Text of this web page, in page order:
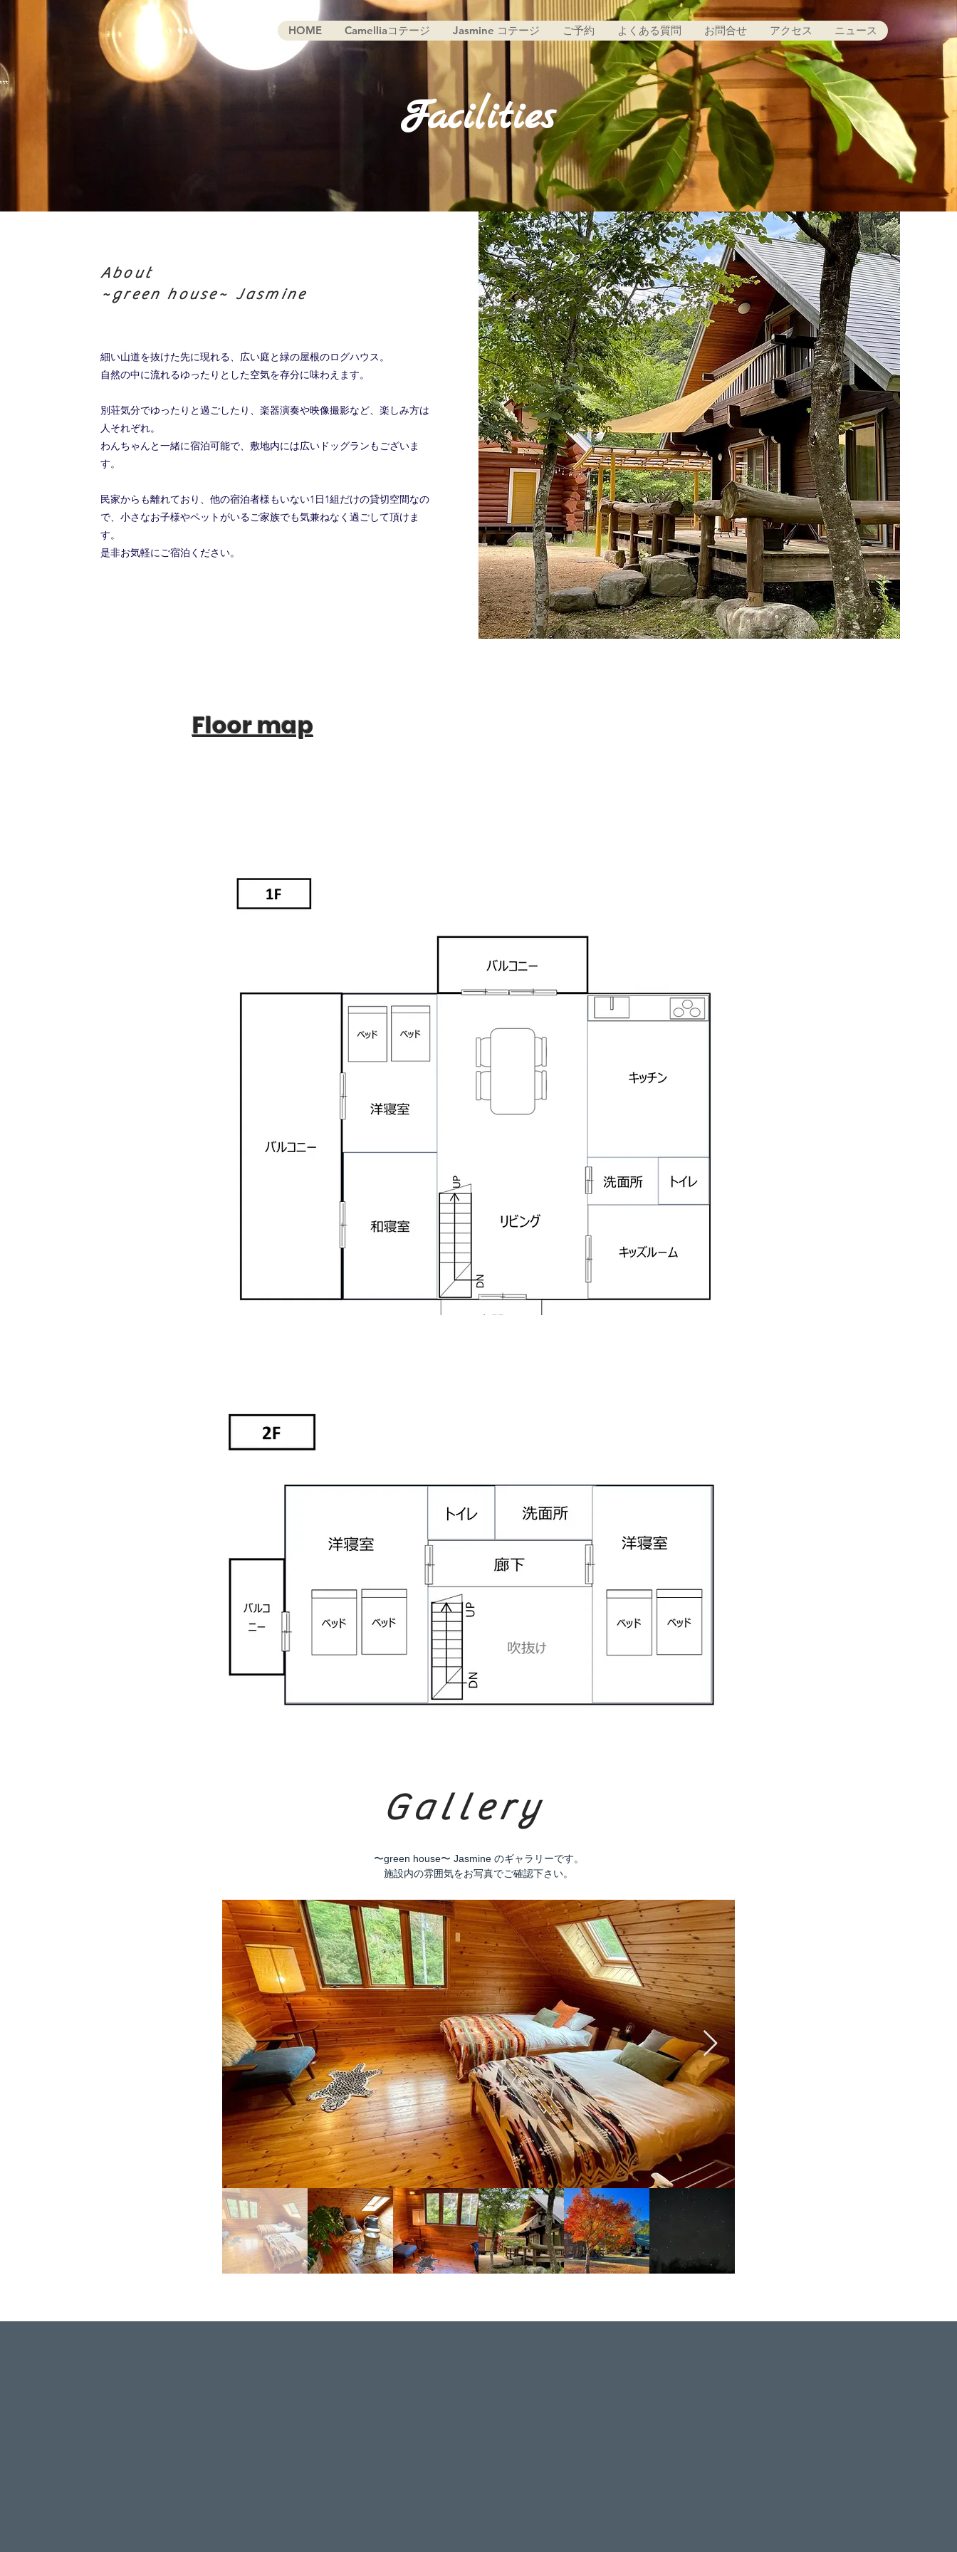
HOME Camelliaコテージ Jasmine コテージ ご予約 よくある質問 お問合せ アクセス ニュース
Facilities
About
~green house~ Jasmine
細い山道を抜けた先に現れる、広い庭と緑の屋根のログハウス。
自然の中に流れるゆったりとした空気を存分に味わえます。
別荘気分でゆったりと過ごしたり、楽器演奏や映像撮影など、楽しみ方は
人それぞれ。
わんちゃんと一緒に宿泊可能で、敷地内には広いドッグランもございま
す。
民家からも離れており、他の宿泊者様もいない1日1組だけの貸切空間なの
で、小さなお子様やペットがいるご家族でも気兼ねなく過ごして頂けま
す。
​是非お気軽にご宿泊ください。
Floor map​
Gallery
〜green house〜 Jasmine のギャラリーです。
施設内の雰囲気をお写真でご確認下さい。